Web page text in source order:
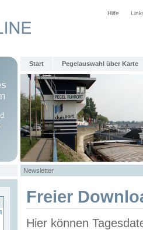
Hilfe
Start Pegelauswahl über Karte
Newsletter
Freier
Hier können